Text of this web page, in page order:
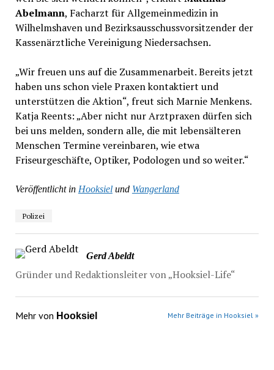
Abelmann, Facharzt für Allgemeinmedizin in
Wilhelmshaven und Bezirksausschussvorsitzender der
Kassenärztliche Vereinigung Niedersachsen.
„Wir freuen uns auf die Zusammenarbeit. Bereits jetzt
haben uns schon viele Praxen kontaktiert und
unterstützen die Aktion“, freut sich Marnie Menkens.
Katja Reents: „Aber nicht nur Arztpraxen dürfen sich
bei uns melden, sondern alle, die mit lebensälteren
Menschen Termine vereinbaren, wie etwa
Friseurgeschäfte, Optiker, Podologen und so weiter.“
Veröffentlicht in Hooksielund Wangerland
Polizei
Gerd Abeldt
Gründer und Redaktionsleiter von „Hooksiel-Life“
Mehr von Hooksiel Mehr Beiträge in Hooksiel »